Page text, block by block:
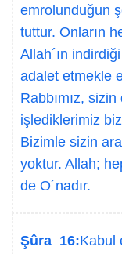
emrolunduğun
tuttur. Onların
Allah´ın
adalet etmekle
Rabbımız, sizin
işlediklerimiz
Bizimle sizin
yoktur. Allah;
de O´nadır.
Şûra 16:Kabul